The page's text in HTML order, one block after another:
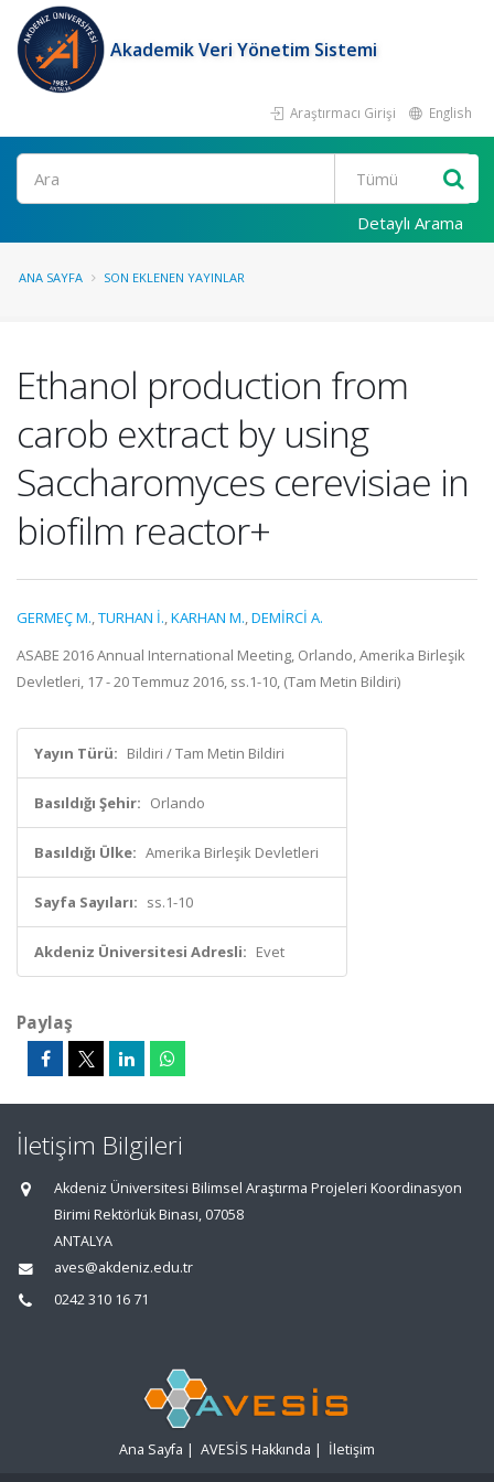
Akademik Veri Yönetim Sistemi
Araştırmacı Girişi English
Ara
Detaylı Arama
ANA SAYFA SON EKLENEN YAYINLAR
Ethanol production from
carob extract by using
Saccharomyces cerevisiae in
biofilm reactor+
GERMEÇ M.,TURHAN İ.,KARHAN M.,DEMİRCİ A.
ASABE 2016 Annual International Meeting, Orlando, Amerika Birleşik
Devletleri, 17 - 20 Temmuz 2016, ss.1-10, (Tam Metin Bildiri)
Yayın Türü: Bildiri / Tam Metin Bildiri
Basıldığı Şehir: Orlando
Basıldığı Ülke: Amerika Birleşik Devletleri
Sayfa Sayıları: ss.1-10
Akdeniz Üniversitesi Adresli: Evet
Paylaş
İletişim Bilgileri
Akdeniz Üniversitesi Bilimsel Araştırma Projeleri Koordinasyon
Birimi Rektörlük Binası, 07058
ANTALYA
aves@akdeniz.edu.tr
0242 310 16 71
Ana Sayfa | AVESİS Hakkında | İletişim